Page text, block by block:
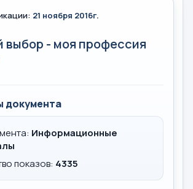
21 ноября 2016г.
выбор - моя профессия
документа
Информационные
показов: 4335